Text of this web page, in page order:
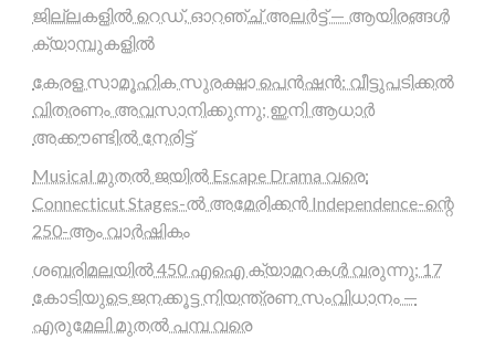
ജില്ലകളിൽ റെഡ്, ഓറഞ്ച് അലർട്ട് — ആയിരങ്ങൾ
ക്യാമ്പുകളിൽ
കേരള സാമൂഹിക സുരക്ഷാ പെൻഷൻ: വീട്ടുപടിക്കൽ
വിതരണം അവസാനിക്കുന്നു; ഇനി ആധാർ
അക്കൗണ്ടിൽ നേരിട്ട്
Musical മുതൽ ജയിൽ Escape Drama വരെ:
Connecticut Stages-ൽ അമേരിക്കൻ Independence-ന്റെ
250-ആം വാർഷികം
ശബരിമലയിൽ 450 എഐ ക്യാമറകൾ വരുന്നു; 17
കോടിയുടെ ജനക്കൂട്ട നിയന്ത്രണ സംവിധാനം —
എരുമേലി മുതൽ പമ്പ വരെ